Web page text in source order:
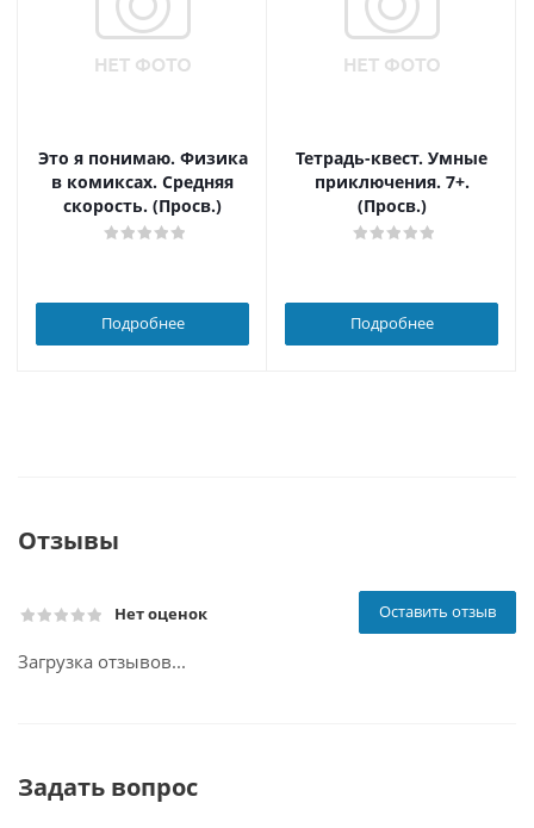
Это я понимаю. Физика
в комиксах. Средняя
скорость. (Просв.)
Подробнее
Тетрадь-квест. Умные
приключения. 7+.
(Просв.)
Подробнее
Отзывы
Нет оценок Оставить отзыв
Загрузка отзывов...
Задать вопрос